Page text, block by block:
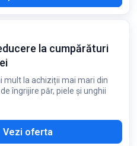
la cumpărături
mult la achiziții mai mari din
îngrijire păr, piele și unghii
Vezi oferta